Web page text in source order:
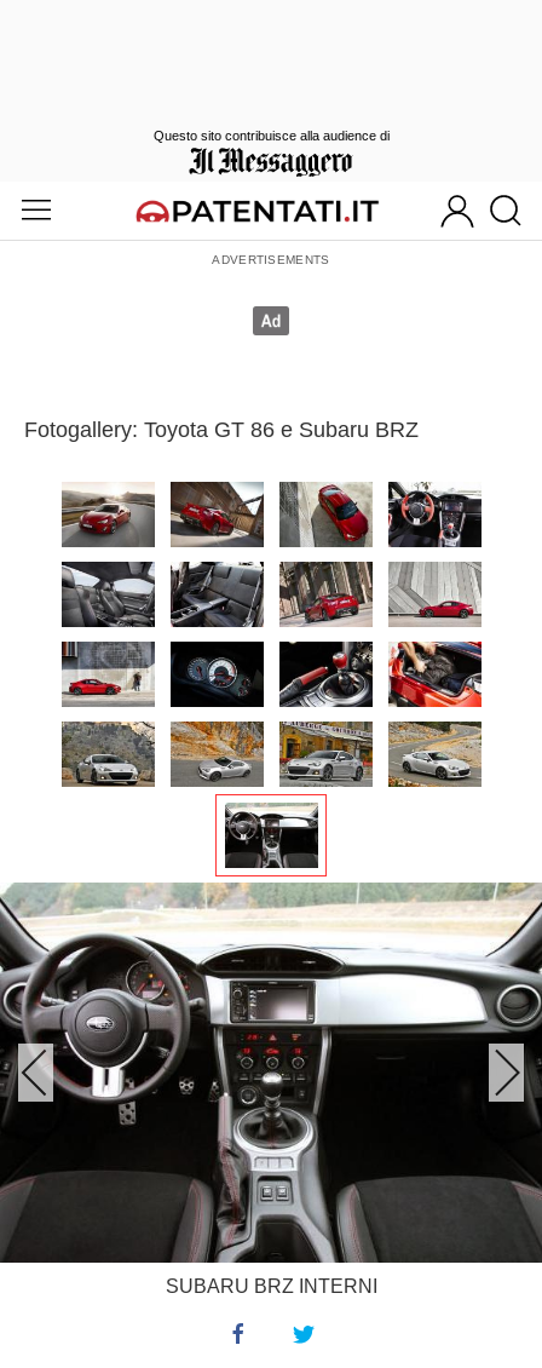
Fotogallery: Toyota GT 86 e Subaru BRZ
SUBARU BRZ INTERNI
Questo sito contribuisce alla audience di